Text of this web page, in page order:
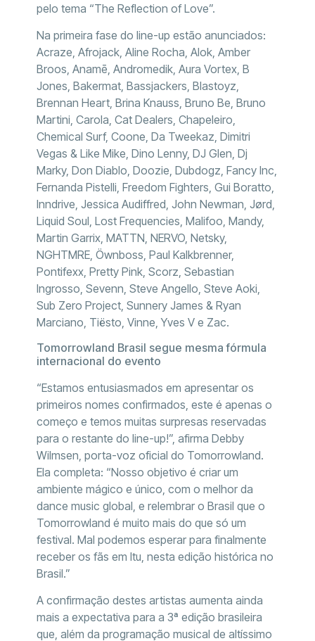
pelo tema “The Reflection of Love”.
Na primeira fase do line-up estão anunciados:
Acraze, Afrojack, Aline Rocha, Alok, Amber
Broos, Anamē, Andromedik, Aura Vortex, B
Jones, Bakermat, Bassjackers, Blastoyz,
Brennan Heart, Brina Knauss, Bruno Be, Bruno
Martini, Carola, Cat Dealers, Chapeleiro,
Chemical Surf, Coone, Da Tweekaz, Dimitri
Vegas & Like Mike, Dino Lenny, DJ Glen, Dj
Marky, Don Diablo, Doozie, Dubdogz, Fancy Inc,
Fernanda Pistelli, Freedom Fighters, Gui Boratto,
Inndrive, Jessica Audiffred, John Newman, Jørd,
Liquid Soul, Lost Frequencies, Malifoo, Mandy,
Martin Garrix, MATTN, NERVO, Netsky,
NGHTMRE, Öwnboss, Paul Kalkbrenner,
Pontifexx, Pretty Pink, Scorz, Sebastian
Ingrosso, Sevenn, Steve Angello, Steve Aoki,
Sub Zero Project, Sunnery James & Ryan
Marciano, Tiësto, Vinne, Yves V e Zac.
Tomorrowland Brasil segue mesma fórmula
internacional do evento
“Estamos entusiasmados em apresentar os
primeiros nomes confirmados, este é apenas o
começo e temos muitas surpresas reservadas
para o restante do line-up!”, afirma Debby
Wilmsen, porta-voz oficial do Tomorrowland.
Ela completa: “Nosso objetivo é criar um
ambiente mágico e único, com o melhor da
dance music global, e relembrar o Brasil que o
Tomorrowland é muito mais do que só um
festival. Mal podemos esperar para finalmente
receber os fãs em Itu, nesta edição histórica no
Brasil.”
A confirmação destes artistas aumenta ainda
mais a expectativa para a 3ª edição brasileira
que, além da programação musical de altíssimo